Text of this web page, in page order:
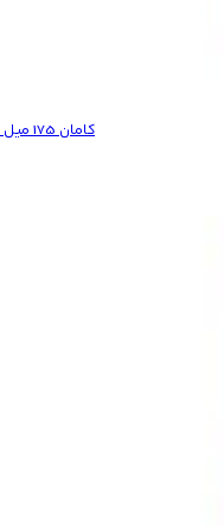
ژل اصلاح مردانه تیوپی مدل Hydra+Sense 2in1 کامان 175 میل